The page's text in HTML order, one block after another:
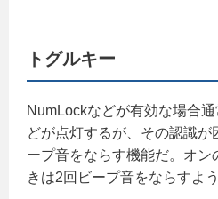
トグルキー
NumLockなどが有効な場合
どが点灯するが、その認識
ープ音をならす機能だ。オン
きは2回ビープ音をならすよ